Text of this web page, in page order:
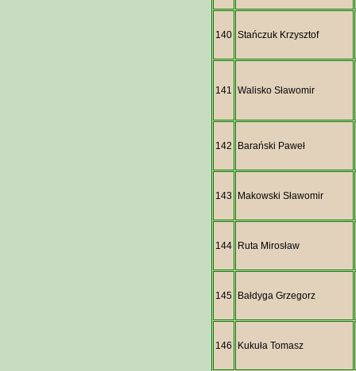
140 Stańczuk Krzysztof
141 Walisko Sławomir
142 Barański Paweł
143 Makowski Sławomir
144 Ruta Mirosław
145 Bałdyga Grzegorz
146 Kukuła Tomasz